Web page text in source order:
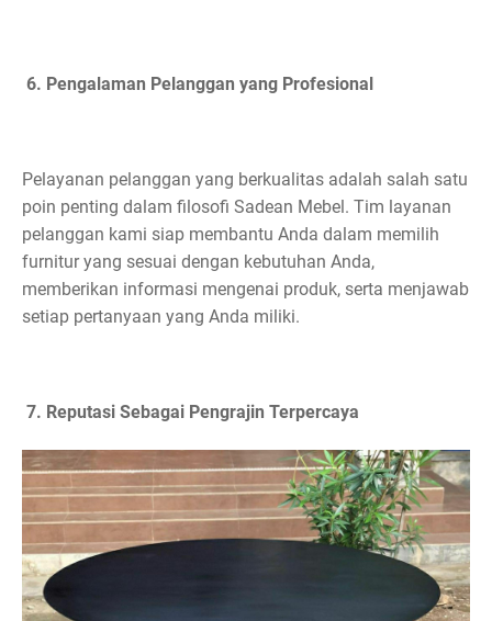
6. Pengalaman Pelanggan yang Profesional
Pelayanan pelanggan yang berkualitas adalah salah satu
poin penting dalam filosofi Sadean Mebel. Tim layanan
pelanggan kami siap membantu Anda dalam memilih
furnitur yang sesuai dengan kebutuhan Anda,
memberikan informasi mengenai produk, serta menjawab
setiap pertanyaan yang Anda miliki.
7. Reputasi Sebagai Pengrajin Terpercaya